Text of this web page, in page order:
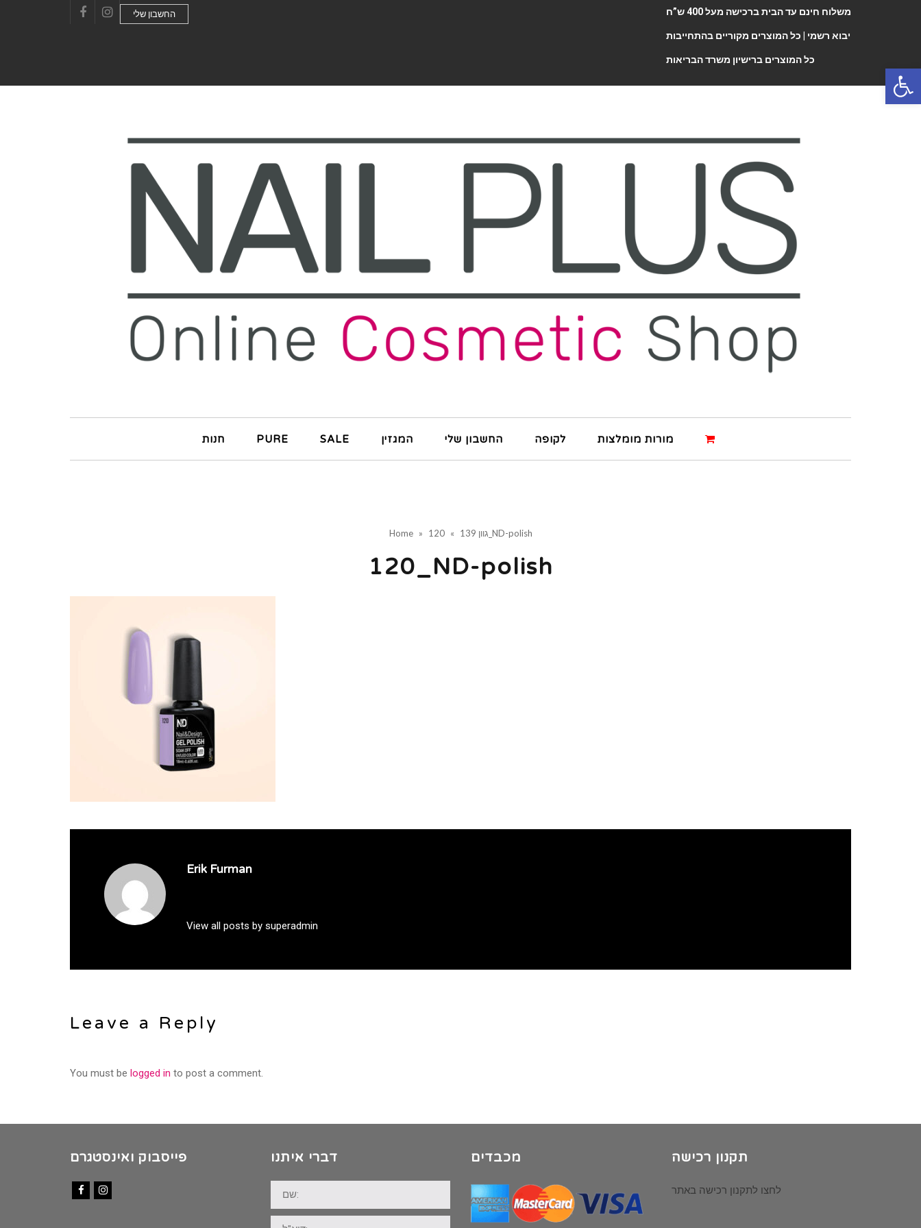
Instagram
החשבון שלי משלוח חינם עד הבית ברכישה מעל 400 ש”ח
יבוא רשמי | כל המוצרים מקוריים בהתחייבות
כל המוצרים ברישיון משרד הבריאות
חנות PURE SALE המגזין החשבון שלי לקופה מורות מומלצות
Home » גוון 139 » 120_ND-polish
120_ND-polish
Erik Furman
View all posts by superadmin
Leave a Reply
You must be logged in to post a comment.
פייסבוק ואינסטגרם דברי איתנו מכבדים תקנון רכישה
לחצו לתקנון רכישה באתר